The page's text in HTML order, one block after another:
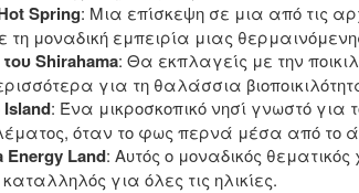
Spring: Μια επίσκεψη σε μια από τις
μοναδική εμπειρία μιας
Shirahama: Θα εκπλαγείς με την
για τη θαλάσσια
: Ένα μικροσκοπικό νησί γνωστό για
όταν το φως περνά μέσα από το
Energy Land: Αυτός ο μοναδικός
για όλες τις ηλικίες.